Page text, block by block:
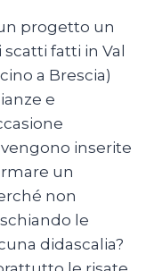
progetto un
fatti in Val
a Brescia)
e
inserite
un
non
le
didascalia?